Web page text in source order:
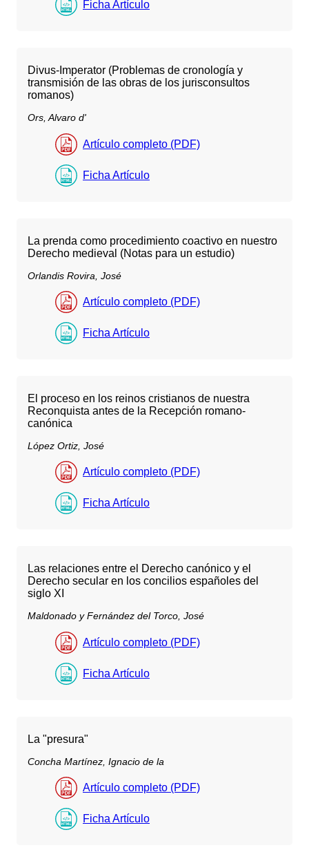
Ficha Artículo
Divus-Imperator (Problemas de cronología y
transmisión de las obras de los jurisconsultos
romanos)
Ors, Alvaro d'
Artículo completo (PDF)
Ficha Artículo
La prenda como procedimiento coactivo en nuestro
Derecho medieval (Notas para un estudio)
Orlandis Rovira, José
Artículo completo (PDF)
Ficha Artículo
El proceso en los reinos cristianos de nuestra
Reconquista antes de la Recepción romano-
canónica
López Ortiz, José
Artículo completo (PDF)
Ficha Artículo
Las relaciones entre el Derecho canónico y el
Derecho secular en los concilios españoles del
siglo XI
Maldonado y Fernández del Torco, José
Artículo completo (PDF)
Ficha Artículo
La "presura"
Concha Martínez, Ignacio de la
Artículo completo (PDF)
Ficha Artículo